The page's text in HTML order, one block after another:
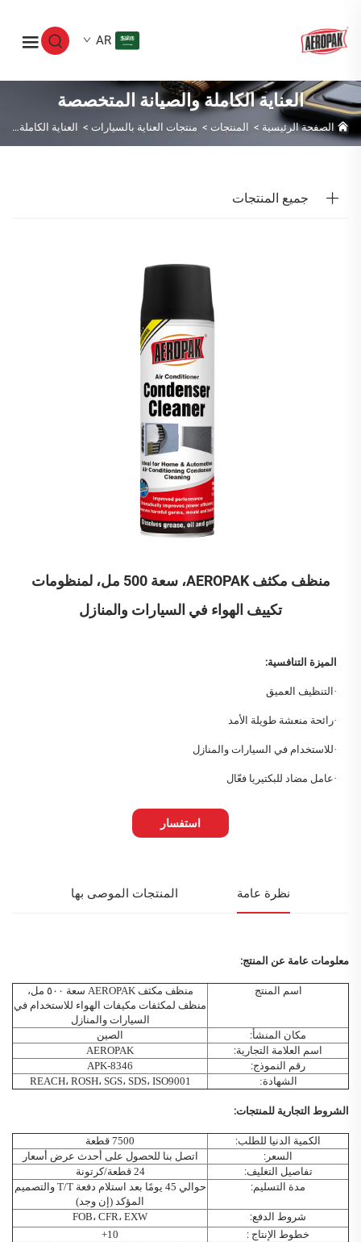
AR
العناية الكاملة والصيانة المتخصصة
الصفحة الرئيسية > المنتجات > منتجات العناية بالسيارات > العناية الكاملة والصيانة المتخصصة
جميع المنتجات
منظف مكثف AEROPAK، سعة 500 مل، لمنظومات
تكييف الهواء في السيارات والمنازل
الميزة التنافسية:
· التنظيف العميق
·رائحة منعشة طويلة الأمد
·للاستخدام في السيارات والمنازل
·عامل مضاد للبكتيريا فعّال
استفسار
نظرة عامة المنتجات الموصى بها
معلومات عامة عن المنتج:
اسم المنتج منظف مكثف AEROPAK
سعة ٥٠٠ مل،
منظف لمكثفات مكيفات الهواء للاستخدام في
السيارات والمنازل
مكان المنشأ:
الصين
اسم العلامة التجارية:
AEROPAK
رقم النموذج:
APK-8346
الشهادة:
REACH، ROSH، SGS، SDS، ISO9001
الشروط التجارية للمنتجات:
الكمية الدنيا للطلب:
7500 قطعة
السعر:
اتصل بنا للحصول على أحدث عرض أسعار
تفاصيل التغليف:
24 قطعة/كرتونة
مدة التسليم:
حوالي 45 يومًا بعد استلام دفعة T/T والتصميم
المؤكد (إن وجد)
شروط الدفع:
FOB، CFR، EXW
خطوط الإنتاج :
10+